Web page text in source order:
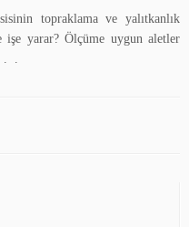
topraklama ve yalıtkanlık
işe yarar? Ölçüme uygun aletler
. . .